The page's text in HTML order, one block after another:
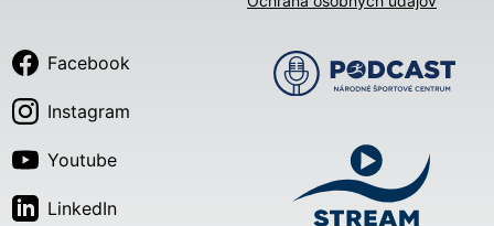
Facebook
Instagram
Youtube
LinkedIn